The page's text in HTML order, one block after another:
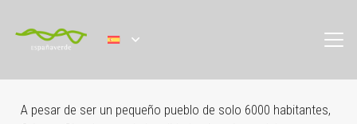
A pesar de ser un pequeño pueblo de solo 6000 habitantes,